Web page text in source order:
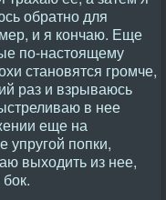
обратно для
и я кончаю. Еще
по-настоящему
становятся громче,
раз и взрываюсь
в нее
еще на
упругой попки,
выходить из нее,